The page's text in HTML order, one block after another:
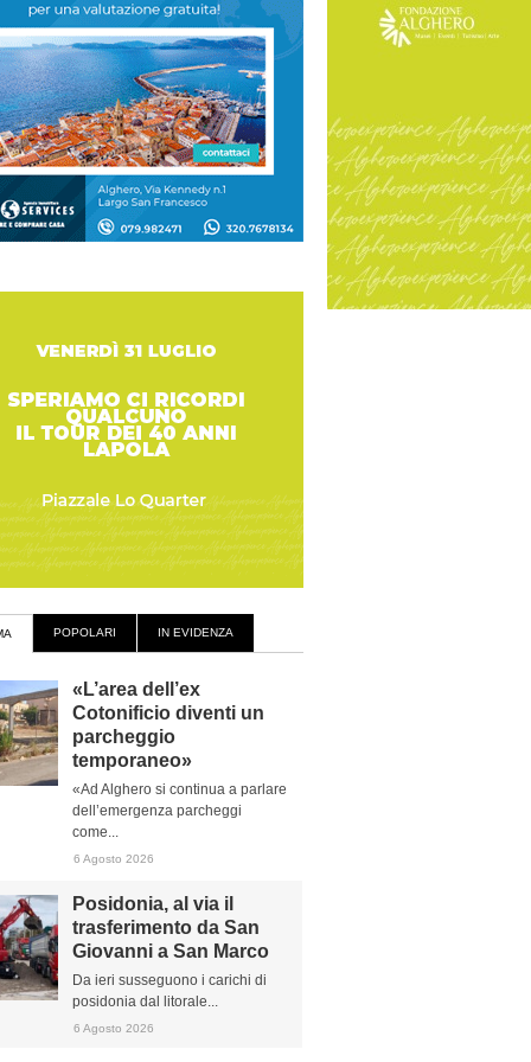
POPOLARI IN EVIDENZA
«L’area dell’ex
Cotonificio diventi un
parcheggio
temporaneo»
«Ad Alghero si continua a parlare
dell’emergenza parcheggi
come...
6 Agosto 2026
Posidonia, al via il
trasferimento da San
Giovanni a San Marco
Da ieri susseguono i carichi di
posidonia dal litorale...
6 Agosto 2026